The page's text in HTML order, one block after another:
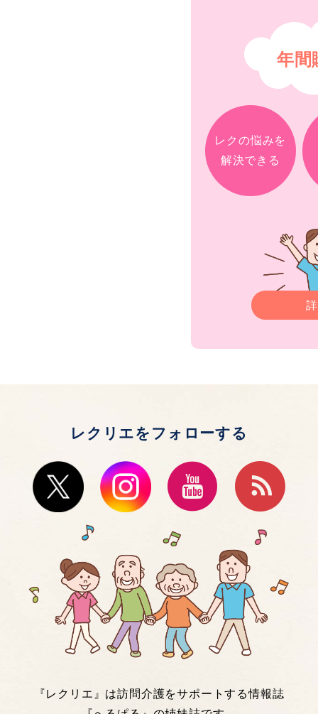
年間
レクの悩みを
解決できる
レクリエをフォローする
『レクリエ』は訪問介護をサポートする情報誌